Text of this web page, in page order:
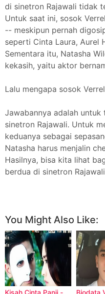
di sinetron Rajawali tidak
Untuk saat ini, sosok
-- meskipun pernah
seperti Cinta Laura, Aurel
Sementara itu, Natasha
kekasih, yaitu aktor
Lalu mengapa sosok
Jawabannya adalah
sinetron Rajawali. Untuk
keduanya sebagai
Natasha harus menjalin
Hasilnya, bisa kita lihat
berdua di sinetron
Facebook Twitter
You Might Also Like: